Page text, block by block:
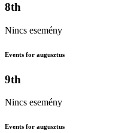
8th
Nincs esemény
Events for augusztus
9th
Nincs esemény
Events for augusztus